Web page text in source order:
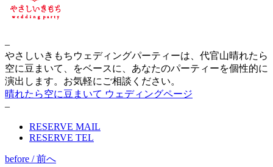
–
やさしいきもちウェディングパーティーは、代官山晴れたら
空に豆まいて、をベースに、あなたのパーティーを個性的に
演出します。お気軽にご相談ください。
晴れたら空に豆まいて ウェディングページ
–
RESERVE MAIL
RESERVE TEL
before / 前へ